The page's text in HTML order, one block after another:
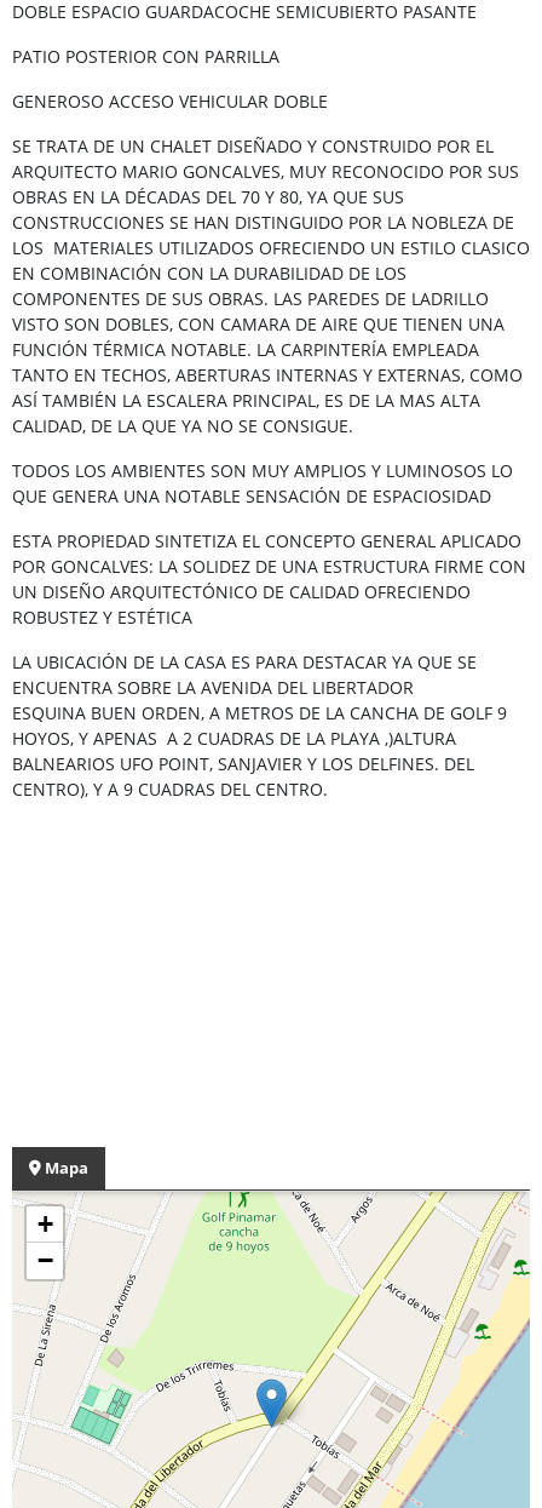
DOBLE ESPACIO GUARDACOCHE SEMICUBIERTO PASANTE
PATIO POSTERIOR CON PARRILLA
GENEROSO ACCESO VEHICULAR DOBLE
SE TRATA DE UN CHALET DISEÑADO Y CONSTRUIDO POR EL
ARQUITECTO MARIO GONCALVES, MUY RECONOCIDO POR SUS
OBRAS EN LA DÉCADAS DEL 70 Y 80, YA QUE SUS
CONSTRUCCIONES SE HAN DISTINGUIDO POR LA NOBLEZA DE
LOS MATERIALES UTILIZADOS OFRECIENDO UN ESTILO CLASICO
EN COMBINACIÓN CON LA DURABILIDAD DE LOS
COMPONENTES DE SUS OBRAS. LAS PAREDES DE LADRILLO
VISTO SON DOBLES, CON CAMARA DE AIRE QUE TIENEN UNA
FUNCIÓN TÉRMICA NOTABLE. LA CARPINTERÍA EMPLEADA
TANTO EN TECHOS, ABERTURAS INTERNAS Y EXTERNAS, COMO
ASÍ TAMBIÉN LA ESCALERA PRINCIPAL, ES DE LA MAS ALTA
CALIDAD, DE LA QUE YA NO SE CONSIGUE.
TODOS LOS AMBIENTES SON MUY AMPLIOS Y LUMINOSOS LO
QUE GENERA UNA NOTABLE SENSACIÓN DE ESPACIOSIDAD
ESTA PROPIEDAD SINTETIZA EL CONCEPTO GENERAL APLICADO
POR GONCALVES: LA SOLIDEZ DE UNA ESTRUCTURA FIRME CON
UN DISEÑO ARQUITECTÓNICO DE CALIDAD OFRECIENDO
ROBUSTEZ Y ESTÉTICA
LA UBICACIÓN DE LA CASA ES PARA DESTACAR YA QUE SE
ENCUENTRA SOBRE LA AVENIDA DEL LIBERTADOR
ESQUINA BUEN ORDEN, A METROS DE LA CANCHA DE GOLF 9
HOYOS, Y APENAS A 2 CUADRAS DE LA PLAYA ,)ALTURA
BALNEARIOS UFO POINT, SANJAVIER Y LOS DELFINES. DEL
CENTRO), Y A 9 CUADRAS DEL CENTRO.
Mapa
+
−